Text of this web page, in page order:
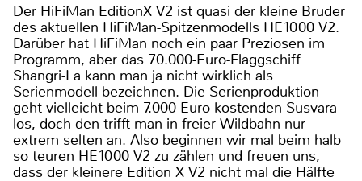
Der HiFiMan EditionX V2 ist quasi der kleine Bruder
des aktuellen HiFiMan-Spitzenmodells HE1000 V2.
Darüber hat HiFiMan noch ein paar Preziosen im
Programm, aber das 70.000-Euro-Flaggschiff
Shangri-La kann man ja nicht wirklich als
Serienmodell bezeichnen. Die Serienproduktion
geht vielleicht beim 7.000 Euro kostenden Susvara
los, doch den trifft man in freier Wildbahn nur
extrem selten an. Also beginnen wir mal beim halb
so teuren HE1000 V2 zu zählen und freuen uns,
dass der kleinere Edition X V2 nicht mal die Hälfte